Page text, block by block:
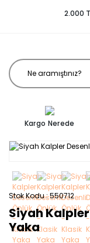
2.000
Kargo Nerede
Stok Kodu 550712
Siyah
Yaka